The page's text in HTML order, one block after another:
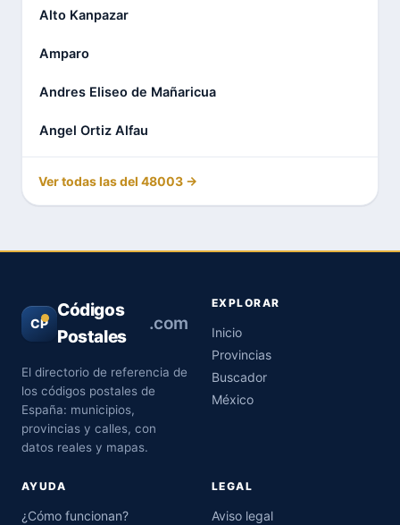
Alto Kanpazar
Amparo
Andres Eliseo de Mañaricua
Angel Ortiz Alfau
Ver todas las del 48003 →
CP
Códigos
Postales
.com
El directorio de referencia de
los códigos postales de
España: municipios,
provincias y calles, con
datos reales y mapas.
EXPLORAR
Inicio
Provincias
Buscador
México
AYUDA
¿Cómo funcionan?
LEGAL
Aviso legal